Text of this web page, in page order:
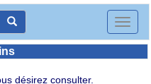
Toggle
désirez consulter.